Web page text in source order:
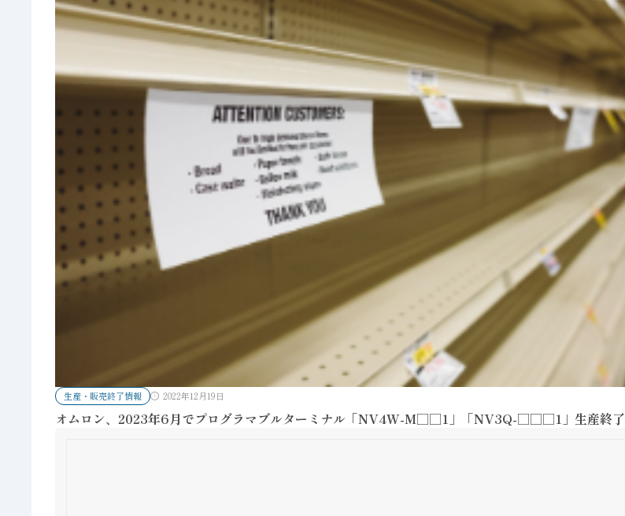
生産・販売終了情報 2022年12月19日
オムロン、2023年6月でプログラマブルターミナル「NV4W-M□□1」「NV3Q-□□□1」生産終了